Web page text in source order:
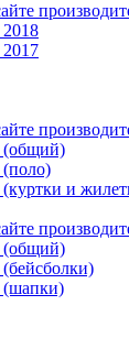
2018
2017
(общий)
(поло)
(куртки и
(общий)
(бейсболки)
(шапки)